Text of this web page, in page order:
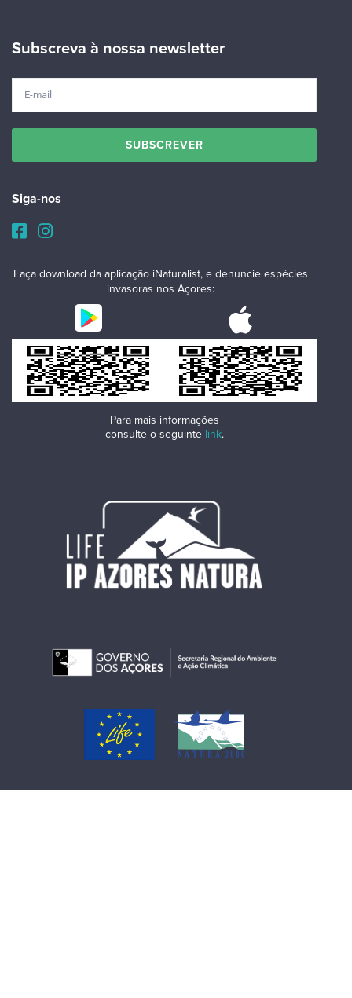
Subscreva à nossa newsletter
Siga-nos
Faça download da aplicação iNaturalist, e denuncie espécies
invasoras nos Açores:
Para mais informações
consulte o seguinte link.